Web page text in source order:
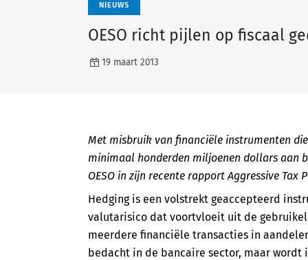
NIEUWS
OESO richt pijlen op fiscaal
19 maart 2013
Met misbruik van financiële instrumenten
minimaal honderden miljoenen dollars aan
OESO in zijn recente rapport Aggressive Tax
Hedging is een volstrekt geaccepteerd
valutarisico dat voortvloeit uit de
meerdere financiële transacties in
bedacht in de bancaire sector, maar